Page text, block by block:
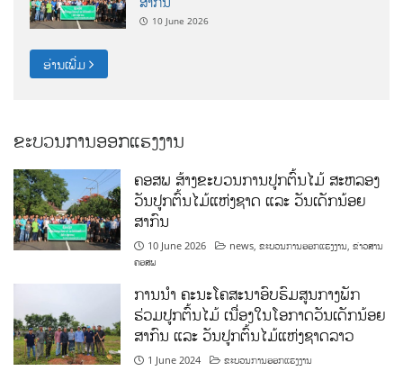
10 June 2026
ອ່ານເພີ່ມ
ຂະບວນການອອກແຮງງານ
ຄອສພ ສ້າງຂະບວນການປູກຕົ້ນໄມ້ ສະຫລອງ
ວັນປູກຕົ້ນໄມ້ແຫ່ງຊາດ ແລະ ວັນເດັກນ້ອຍ
ສາກົນ
10 June 2026 news,ຂະບວນການອອກແຮງງານ,ຂ່າວສານ
ຄອສພ
ການນໍາ ຄະນະໂຄສະນາອົບຮົມສູນກາງພັກ
ຮ່ວມປູກຕົ້ນໄມ້ ເນື່ອງໃນໂອກາດວັນເດັກນ້ອຍ
ສາກົນ ແລະ ວັນປູກຕົ້ນໄມ້ແຫ່ງຊາດລາວ
1 June 2024 ຂະບວນການອອກແຮງງານ